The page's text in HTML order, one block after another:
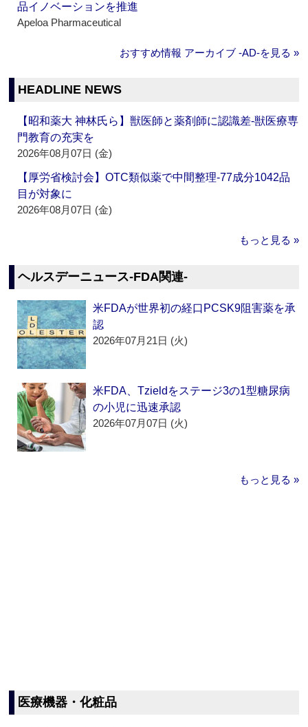
品イノベーションを推進
Apeloa Pharmaceutical
おすすめ情報 アーカイブ ‐AD‐を見る »
HEADLINE NEWS
【昭和薬大 神林氏ら】獣医師と薬剤師に認識差‐獣医療専
門教育の充実を
2026年08月07日 (金)
【厚労省検討会】OTC類似薬で中間整理‐77成分1042品
目が対象に
2026年08月07日 (金)
もっと見る »
ヘルスデーニュース‐FDA関連‐
米FDAが世界初の経口PCSK9阻害薬を承
認
2026年07月21日 (火)
米FDA、Tzieldをステージ3の1型糖尿病
の小児に迅速承認
2026年07月07日 (火)
もっと見る »
医療機器・化粧品